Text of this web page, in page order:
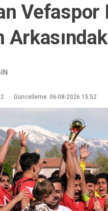
Vefaspor
Güncelleme: 06-08-2026 15:52